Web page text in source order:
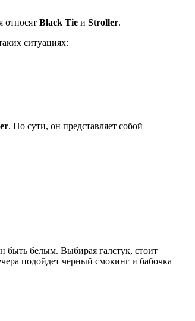
относят Black Tie и Stroller.
ситуациях:
. По сути, он представляет собой
быть белым. Выбирая галстук, стоит
подойдет черный смокинг и бабочка